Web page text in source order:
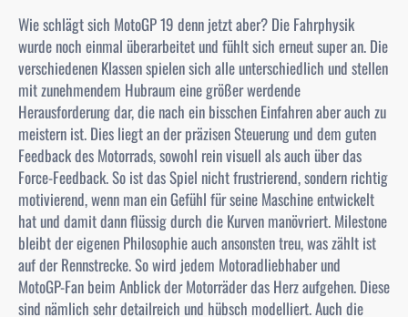
Wie schlägt sich MotoGP 19 denn jetzt aber? Die Fahrphysik
wurde noch einmal überarbeitet und fühlt sich erneut super an. Die
verschiedenen Klassen spielen sich alle unterschiedlich und stellen
mit zunehmendem Hubraum eine größer werdende
Herausforderung dar, die nach ein bisschen Einfahren aber auch zu
meistern ist. Dies liegt an der präzisen Steuerung und dem guten
Feedback des Motorrads, sowohl rein visuell als auch über das
Force-Feedback. So ist das Spiel nicht frustrierend, sondern richtig
motivierend, wenn man ein Gefühl für seine Maschine entwickelt
hat und damit dann flüssig durch die Kurven manövriert. Milestone
bleibt der eigenen Philosophie auch ansonsten treu, was zählt ist
auf der Rennstrecke. So wird jedem Motoradliebhaber und
MotoGP-Fan beim Anblick der Motorräder das Herz aufgehen. Diese
sind nämlich sehr detailreich und hübsch modelliert. Auch die